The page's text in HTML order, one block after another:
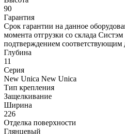
90
Гарантия
Срок гарантии на данное
момента отгрузки со склада
подтверждением соответствующим
Глубина
11
Серия
New Unica New Unica
Тип крепления
Защелкивание
Ширина
226
Отделка поверхности
Глянцевый